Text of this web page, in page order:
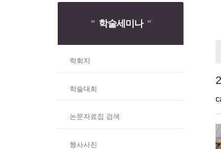
"학술세미나 "
학회지
학술대회
논문자료집 검색
행사사진